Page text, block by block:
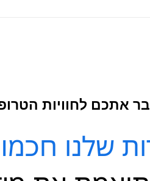
אתכם לחוויות